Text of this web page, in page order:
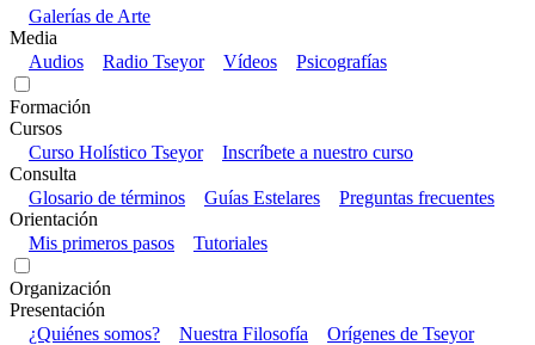
Galerías de Arte
Media
Audios
Radio Tseyor Vídeos Psicografías
Formación
Cursos
Curso Holístico Tseyor
Inscríbete a nuestro curso
Consulta
Glosario de términos
Guías Estelares
Preguntas frecuentes
Orientación
Mis primeros pasos
Tutoriales
Organización
Presentación
¿Quiénes somos?
Nuestra Filosofía
Orígenes de Tseyor